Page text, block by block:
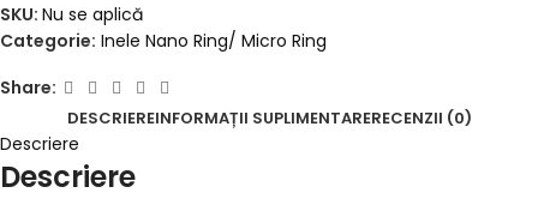
SKU: Nu se aplică
Categorie: Inele Nano Ring/ Micro Ring
Share:
DESCRIEREINFORMAȚII SUPLIMENTARERECENZII (0)
Descriere
Descriere